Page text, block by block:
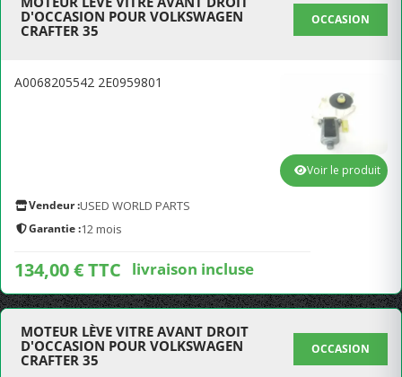
D'OCCASION POUR VOLKSWAGEN
CRAFTER 35
OCCASION
A0068205542 2E0959801
Vendeur :USED WORLD PARTS
Garantie :12 mois
134,00 € TTC livraison incluse
Voir le produit
MOTEUR LÈVE VITRE AVANT DROIT
D'OCCASION POUR VOLKSWAGEN
CRAFTER 35
OCCASION